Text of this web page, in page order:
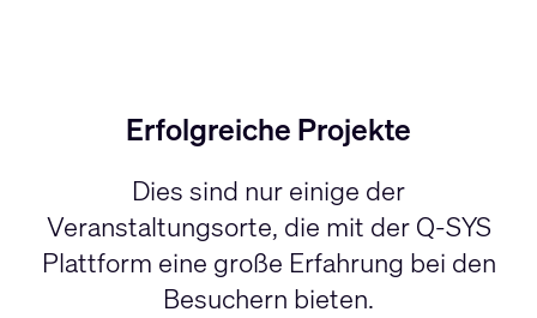
Erfolgreiche Projekte
Dies sind nur einige der
Veranstaltungsorte, die mit der Q-SYS
Plattform eine große Erfahrung bei den
Besuchern bieten.